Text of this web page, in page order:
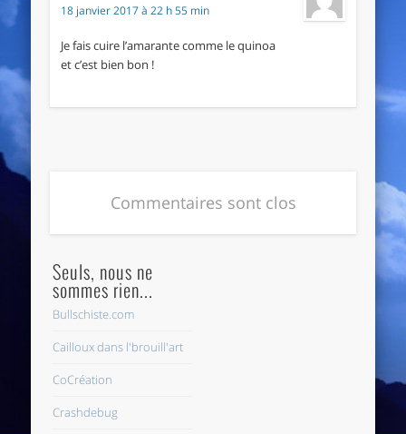
18 janvier 2017 à 22 h 55 min
Je fais cuire l’amarante comme le quinoa
et c’est bien bon !
Commentaires sont clos
Seuls, nous ne
sommes rien...
Bullschiste.com
Cailloux dans l'brouill'art
CoCréation
Crashdebug